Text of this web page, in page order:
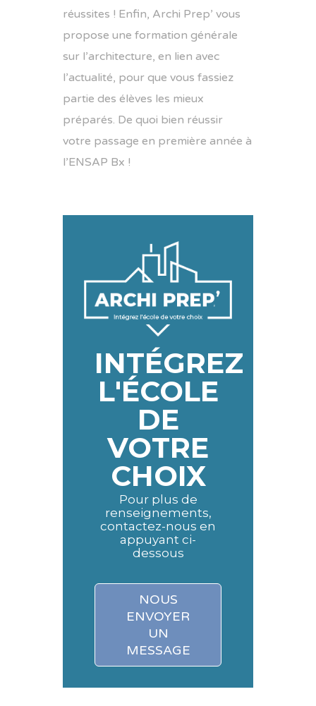
réussites ! Enfin, Archi Prep’ vous
propose une formation générale
sur l’architecture, en lien avec
l’actualité, pour que vous fassiez
partie des élèves les mieux
préparés. De quoi bien réussir
votre passage en première année à
l’ENSAP Bx !
INTÉGREZ
L'ÉCOLE
DE
VOTRE
CHOIX
Pour plus de
renseignements,
contactez-nous en
appuyant ci-
dessous
NOUS
ENVOYER
UN
MESSAGE